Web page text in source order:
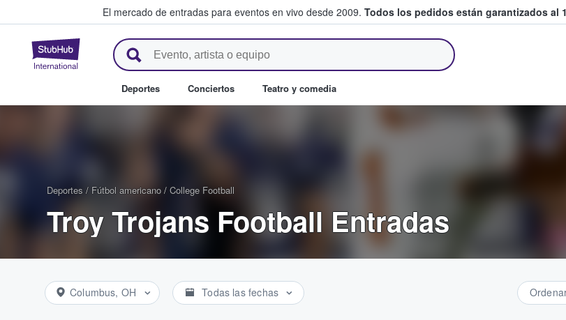
El mercado de entradas para eventos en vivo desde 2009. Todos los pedidos están garantizados al
StubHub: compra y venta de entradas entre fans
Deportes Conciertos Teatro y comedia
Deportes / Fútbol americano / College Football
Troy Trojans Football Entradas
Columbus, OH Todas las fechas